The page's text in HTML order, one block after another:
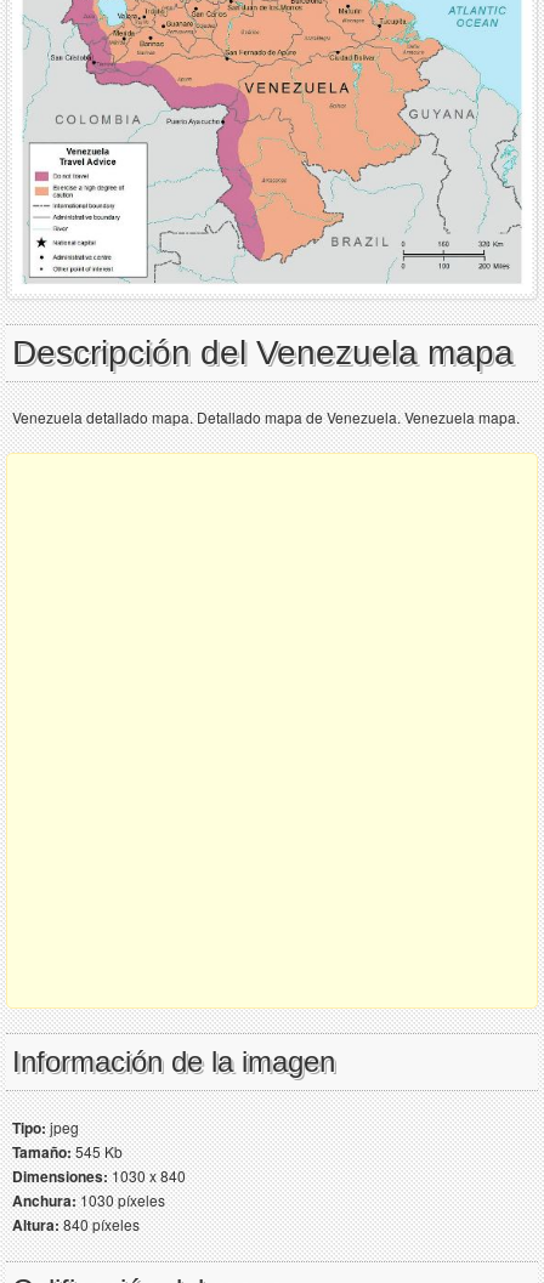
Descripción del Venezuela mapa
Venezuela detallado mapa. Detallado mapa de Venezuela. Venezuela mapa.
Información de la imagen
Tipo:jpeg
Tamaño:545 Kb
Dimensiones:1030 x 840
Anchura:1030 píxeles
Altura:840 píxeles